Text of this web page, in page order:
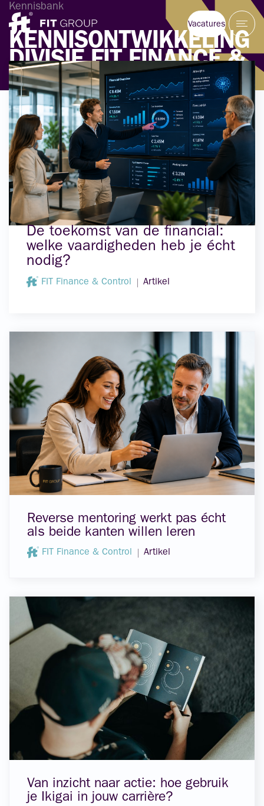
Vacatures
Kennisbank
KENNISONTWIKKELING
DIVISIE FIT FINANCE &
CONTROL
De toekomst van de financial:
welke vaardigheden heb je écht
nodig?
FIT Finance & Control Artikel
Reverse mentoring werkt pas écht
als beide kanten willen leren
FIT Finance & Control Artikel
Van inzicht naar actie: hoe gebruik
je Ikigai in jouw carrière?